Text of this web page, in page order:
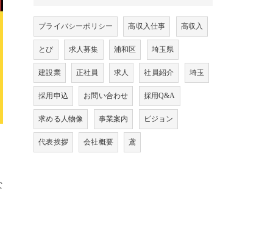
プライバシーポリシー 高収入仕事 高収入
とび 求人募集 浦和区 埼玉県
建設業 正社員 求人 社員紹介 埼玉
採用申込 お問い合わせ 採用Q&A
求める人物像 事業案内 ビジョン
代表挨拶 会社概要 鳶